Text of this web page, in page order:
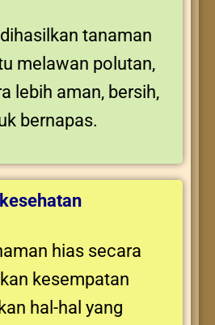
tanaman
melawan polutan,
lebih aman, bersih,
bernapas.
hias secara
kesempatan
hal-hal yang